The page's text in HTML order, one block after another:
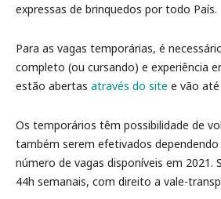
expressas de brinquedos por todo País.
Para as vagas temporárias, é
completo (ou cursando) e experiência
estão abertas através do site e vão
Os temporários têm possibilidade de
também serem efetivados
número de vagas disponíveis em 2021.
44h semanais, com direito a vale-